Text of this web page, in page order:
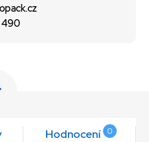
490
Hodnocení 0